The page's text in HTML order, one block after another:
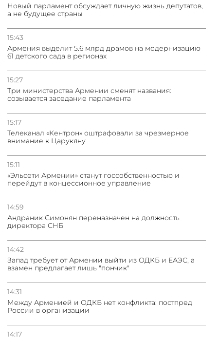
Новый парламент обсуждает личную жизнь депутатов,
а не будущее страны
15:43
Армения выделит 5.6 млрд драмов на модернизацию
61 детского сада в регионах
15:27
Три министерства Армении сменят названия:
созывается заседание парламента
15:17
Телеканал «Кентрон» оштрафовали за чрезмерное
внимание к Царукяну
15:11
«Эльсети Армении» станут госсобственностью и
перейдут в концессионное управление
14:59
Андраник Симонян переназначен на должность
директора СНБ
14:42
Запад требует от Армении выйти из ОДКБ и ЕАЭС, а
взамен предлагает лишь "пончик"
14:31
Между Арменией и ОДКБ нет конфликта: постпред
России в организации
14:17